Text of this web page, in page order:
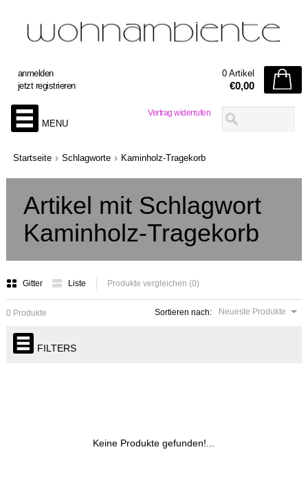
Vertrag widerrufen
anmelden
jetzt registrieren
0 Artikel
€0,00
MENU
Startseite Schlagworte Kaminholz-Tragekorb
Artikel mit Schlagwort
Kaminholz-Tragekorb
Gitter Liste Produkte vergleichen (0)
Sortieren nach: Neueste Produkte
0 Produkte
FILTERS
Keine Produkte gefunden!...